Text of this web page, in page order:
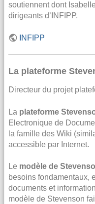
soutiennent dont
dirigeants d’INFIPP.
INFIPP
La plateforme
Directeur du projet
La plateforme
Electronique de
la famille des Wiki
accessible par Internet.
Le modèle de
besoins fondamentaux,
documents et
modèle de Stevenson